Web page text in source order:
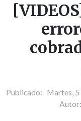
Publicado: Martes, 5
Autor: